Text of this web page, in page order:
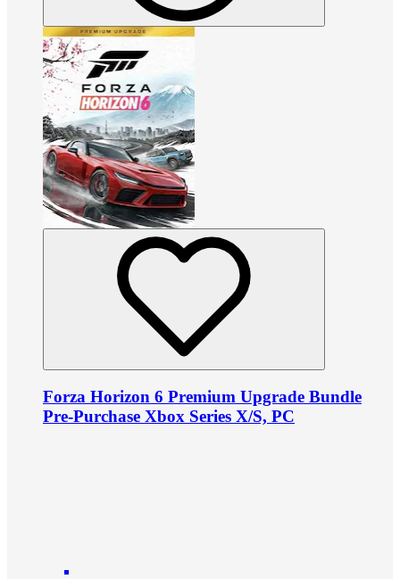
Forza Horizon 6 Premium Upgrade Bundle
Pre-Purchase Xbox Series X/S, PC